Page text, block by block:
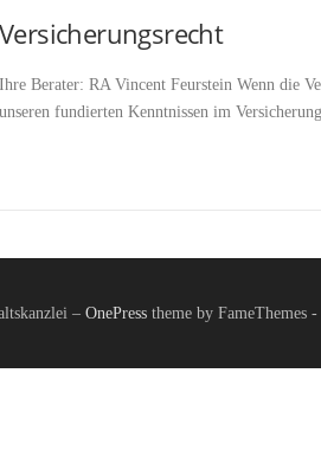
Versicherungsrecht
Ihre Berater: RA Vincent Feurstein Wenn die
unseren fundierten Kenntnissen im
– OnePresstheme by FameThemes -